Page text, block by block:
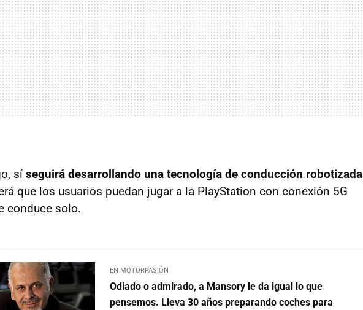
sí seguirá desarrollando una tecnología de conducción robotizada
que los usuarios puedan jugar a la PlayStation con conexión 5G
conduce solo.
EN MOTORPASIÓN
Odiado o admirado, a Mansory le da igual lo que
pensemos. Lleva 30 años preparando coches para